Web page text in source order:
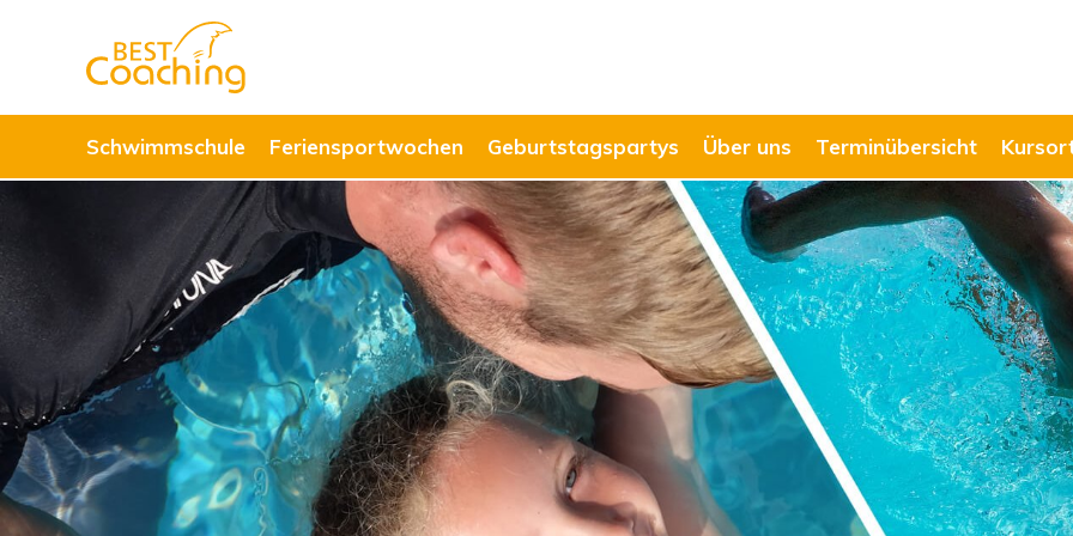
Schwimmschule Feriensportwochen Geburtstagspartys Über uns Terminübersicht